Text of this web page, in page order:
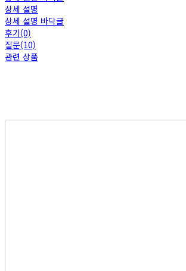
상세 설명
상세 설명 바닥글
후기(0)
질문(10)
관련 상품